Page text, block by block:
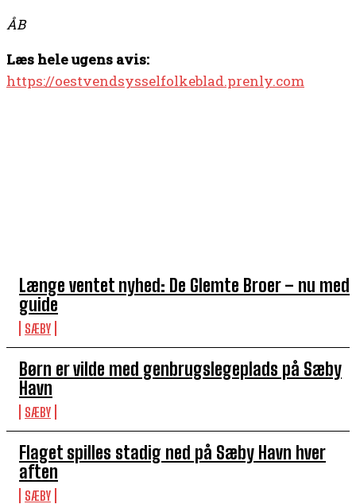
Længe ventet nyhed: De Glemte Broer – nu med
guide
SÆBY
Børn er vilde med genbrugslegeplads på Sæby
Havn
SÆBY
Flaget spilles stadig ned på Sæby Havn hver
aften
SÆBY
ÅB
Læs hele ugens avis:
https://oestvendsysselfolkeblad.prenly.com